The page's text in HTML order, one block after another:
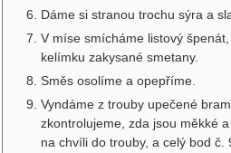
Dáme si stranou trochu sýra a
V míse smícháme listový
kelímku zakysané smetany.
Směs osolíme a opepříme.
Vyndáme z trouby upečené
zkontrolujeme, zda jsou měkké
na chvíli do trouby, a celý bod